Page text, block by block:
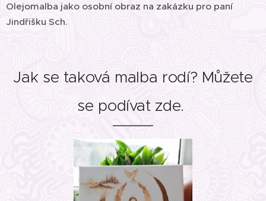
Olejomalba jako osobní obraz na zakázku pro paní
Jindřišku Sch.
Jak se taková malba rodí? Můžete
se podívat zde.